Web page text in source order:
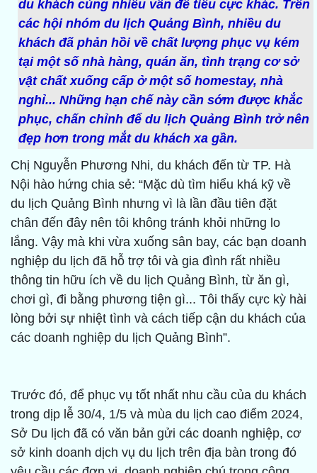
du khách cùng nhiều vấn đề tiêu cực khác. Trên
các hội nhóm du lịch Quảng Bình, nhiều du
khách đã phản hồi về chất lượng phục vụ kém
tại một số nhà hàng, quán ăn, tình trạng cơ sở
vật chất xuống cấp ở một số homestay, nhà
nghỉ... Những hạn chế này cần sớm được khắc
phục, chấn chỉnh để du lịch Quảng Bình trở nên
đẹp hơn trong mắt du khách xa gần.
Chị Nguyễn Phương Nhi, du khách đến từ TP. Hà
Nội hào hứng chia sẻ: “Mặc dù tìm hiểu khá kỹ về
du lịch Quảng Bình nhưng vì là lần đầu tiên đặt
chân đến đây nên tôi không tránh khỏi những lo
lắng. Vậy mà khi vừa xuống sân bay, các bạn doanh
nghiệp du lịch đã hỗ trợ tôi và gia đình rất nhiều
thông tin hữu ích về du lịch Quảng Bình, từ ăn gì,
chơi gì, đi bằng phương tiện gì... Tôi thấy cực kỳ hài
lòng bởi sự nhiệt tình và cách tiếp cận du khách của
các doanh nghiệp du lịch Quảng Bình”.
Trước đó, để phục vụ tốt nhất nhu cầu của du khách
trong dịp lễ 30/4, 1/5 và mùa du lịch cao điểm 2024,
Sở Du lịch đã có văn bản gửi các doanh nghiệp, cơ
sở kinh doanh dịch vụ du lịch trên địa bàn trong đó